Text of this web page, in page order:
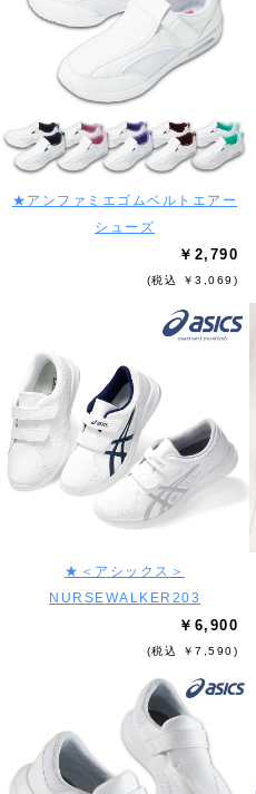
★アンファミエゴムベルトエアー
シューズ
￥2,790
(税込 ￥3,069)
★＜アシックス＞
NURSEWALKER203
￥6,900
(税込 ￥7,590)